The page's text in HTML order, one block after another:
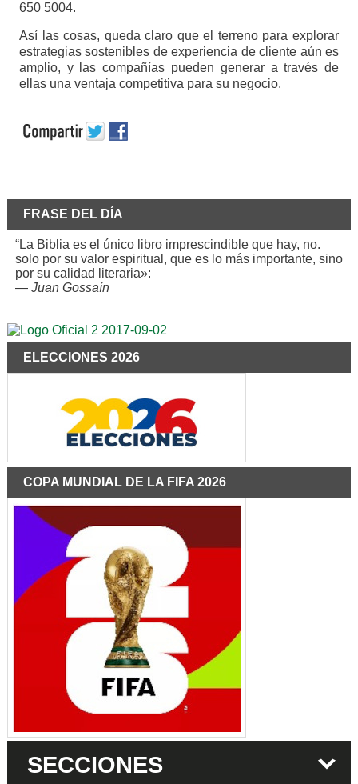
650 5004.
Así las cosas, queda claro que el terreno para explorar
estrategias sostenibles de experiencia de cliente aún es
amplio, y las compañías pueden generar a través de
ellas una ventaja competitiva para su negocio.
FRASE DEL DÍA
“La Biblia es el único libro imprescindible que hay, no.
solo por su valor espiritual, que es lo más importante, sino
por su calidad literaria»:
— Juan Gossaín
ELECCIONES 2026
COPA MUNDIAL DE LA FIFA 2026
SECCIONES